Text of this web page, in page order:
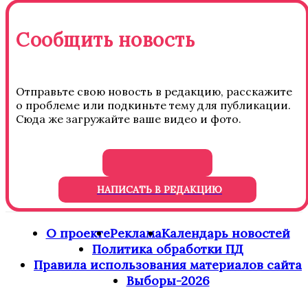
Сообщить новость
Отправьте свою новость в редакцию, расскажите
о проблеме или подкиньте тему для публикации.
Сюда же загружайте ваше видео и фото.
НАПИСАТЬ В РЕДАКЦИЮ
О проектеРекламаКалендарь новостей
Политика обработки ПД
Правила использования материалов сайта
Выборы-2026